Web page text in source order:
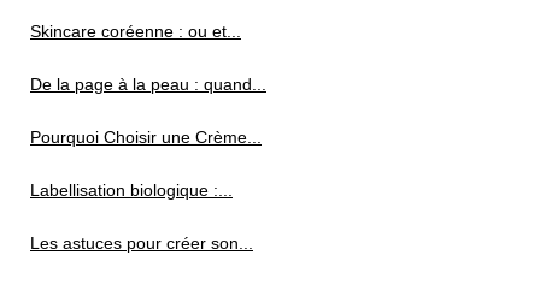
Skincare coréenne : ou et...
De la page à la peau : quand...
Pourquoi Choisir une Crème...
Labellisation biologique :...
Les astuces pour créer son...